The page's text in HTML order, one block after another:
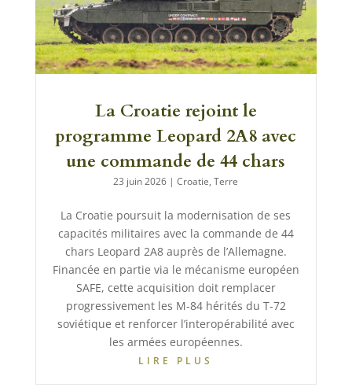
La Croatie rejoint le
programme Leopard 2A8 avec
une commande de 44 chars
23 juin 2026 |Croatie,Terre
La Croatie poursuit la modernisation de ses
capacités militaires avec la commande de 44
chars Leopard 2A8 auprès de l’Allemagne.
Financée en partie via le mécanisme européen
SAFE, cette acquisition doit remplacer
progressivement les M-84 hérités du T-72
soviétique et renforcer l’interopérabilité avec
les armées européennes.
LIRE PLUS